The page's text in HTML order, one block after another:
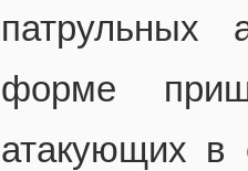
патрульных
форме
атакующих в